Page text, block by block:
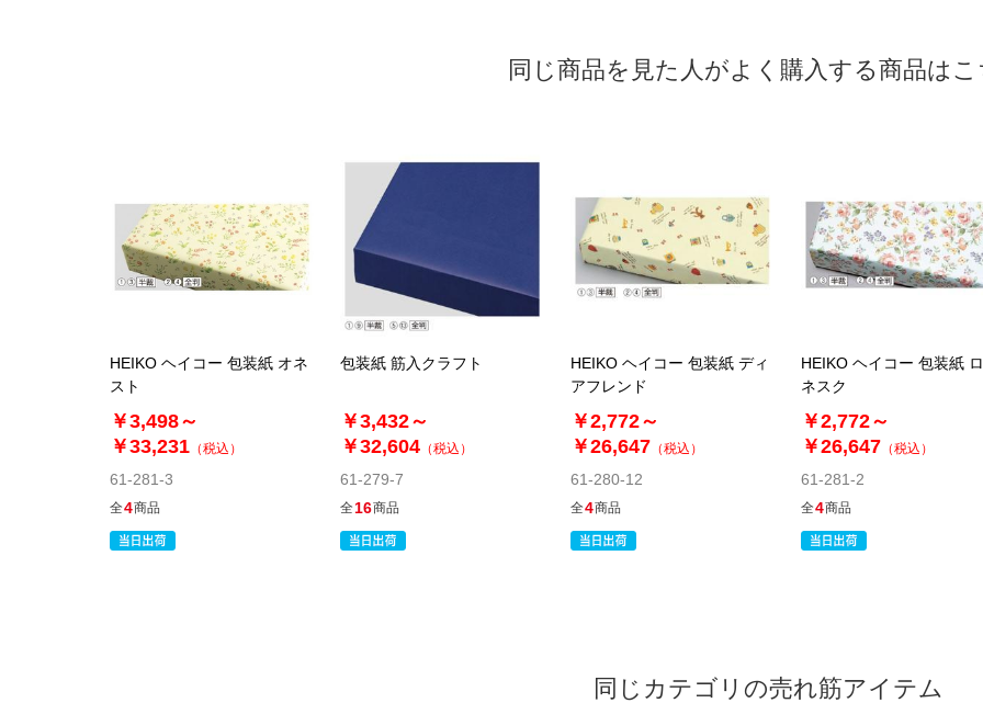
同じ商品を見た人がよく購入する商品は
HEIKO ヘイコー 包装紙 オネ
スト
￥3,498～
￥33,231 （税込）
61-281-3
全4商品
包装紙 筋入クラフト
￥3,432～
￥32,604 （税込）
61-279-7
全16商品
HEIKO ヘイコー 包装紙 ディ
アフレンド
￥2,772～
￥26,647 （税込）
61-280-12
全4商品
HEIKO ヘイコー 包装紙
ネスク
￥2,772～
￥26,647 （税込）
61-281-2
全4商品
同じカテゴリの売れ筋アイテム